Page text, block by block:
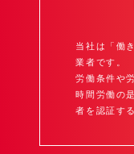
当社は「働
業者です。
労働条件や
時間労働の
者を認証す